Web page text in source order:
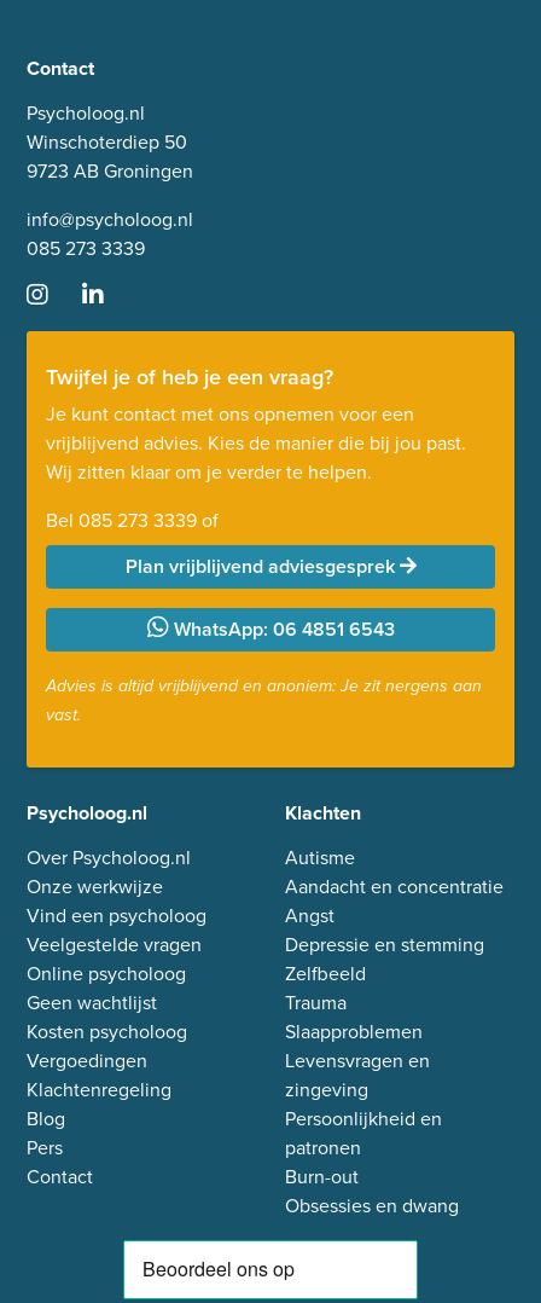
Contact
Psycholoog.nl
Winschoterdiep 50
9723 AB Groningen
info@psycholoog.nl
085 273 3339
Twijfel je of heb je een vraag?
Je kunt contact met ons opnemen voor een
vrijblijvend advies. Kies de manier die bij jou past.
Wij zitten klaar om je verder te helpen.
Bel 085 273 3339of
Plan vrijblijvend adviesgesprek
WhatsApp: 06 4851 6543
Advies is altijd vrijblijvend en anoniem: Je zit nergens aan
vast.
Psycholoog.nl
Over Psycholoog.nl
Onze werkwijze
Vind een psycholoog
Veelgestelde vragen
Online psycholoog
Geen wachtlijst
Kosten psycholoog
Vergoedingen
Klachtenregeling
Blog
Pers
Contact
Klachten
Autisme
Aandacht en concentratie
Angst
Depressie en stemming
Zelfbeeld
Trauma
Slaapproblemen
Levensvragen en
zingeving
Persoonlijkheid en
patronen
Burn-out
Obsessies en dwang